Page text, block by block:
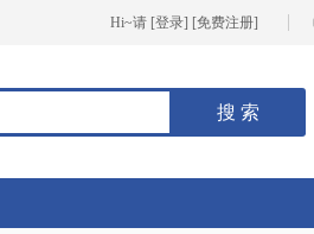
Hi~请 [登录] [免费注册]
搜 索